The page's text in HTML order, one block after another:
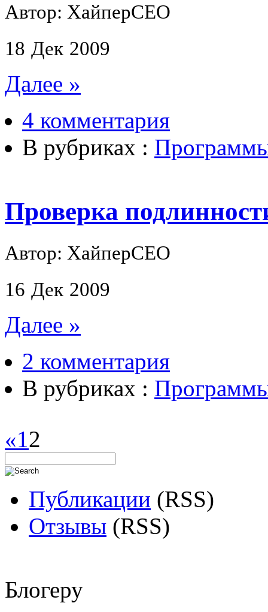
Автор: ХайперСЕО
18 Дек 2009
Далее »
4 комментария
В рубриках :
Проверка
Автор: ХайперСЕО
16 Дек 2009
Далее »
2 комментария
В рубриках :
«1 2
Публикации (RSS)
Отзывы (RSS)
Блогеру